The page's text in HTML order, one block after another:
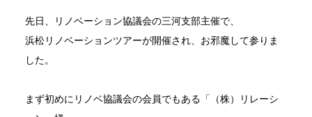
先日、リノベーション協議会の三河支部主催で、
浜松リノベーションツアーが開催され、お邪魔して参りま
した。
まず初めにリノベ協議会の会員でもある「（株）リレーシ